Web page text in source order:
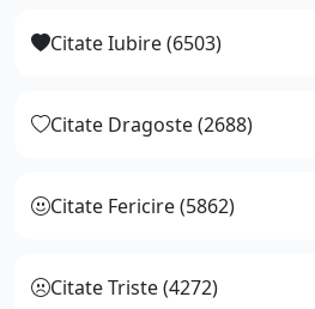
Citate Iubire (6503)
Citate Dragoste (2688)
Citate Fericire (5862)
Citate Triste (4272)